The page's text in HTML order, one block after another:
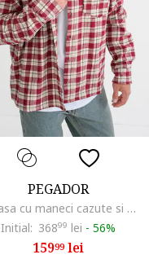
PEGADOR
Camasa cu maneci cazute si model in carouri, Rosu/Negru stins/Alb murdar
Initial: 36899 lei - 56%
15999lei